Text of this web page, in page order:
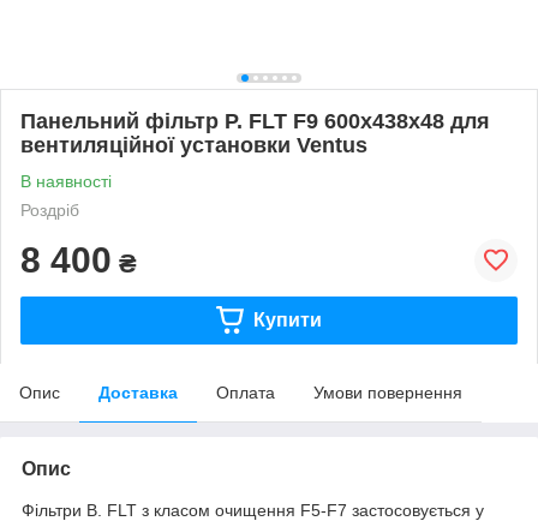
Панельний фільтр P. FLT F9 600x438x48 для
вентиляційної установки Ventus
В наявності
Роздріб
8 400 ₴
Купити
Опис Доставка Оплата Умови повернення
Опис
Фільтри B. FLT з класом очищення F5-F7 застосовується у